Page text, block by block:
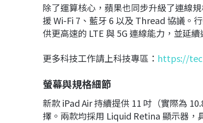
除了運算核心，蘋果也同步升級了連線
援 Wi-Fi 7、藍牙 6 以及 Thread 協議。
供更高速的 LTE 與 5G 連線能力，並延
更多科技工作請上科技專區： https://
螢幕與規格細節
新款 iPad Air 持續提供 11 吋（實際為
擇。兩款均採用 Liquid Retina 顯示器，